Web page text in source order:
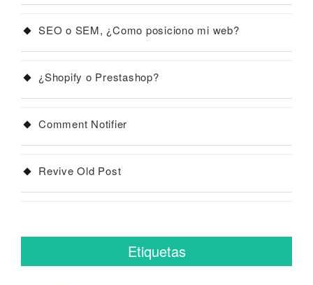
SEO o SEM, ¿Como posiciono mi web?
¿Shopify o Prestashop?
Comment Notifier
Revive Old Post
Etiquetas